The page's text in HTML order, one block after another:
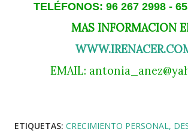
TELÉFONOS: 96 267 2998 -
MAS INFORMACION
EMAIL:
ETIQUETAS: CRECIMIENTO PERSONAL